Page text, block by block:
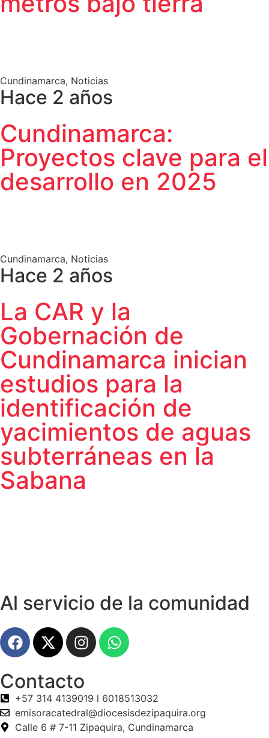
Cundinamarca, Noticias
Hace 2 años
Cundinamarca:
Proyectos clave para el
desarrollo en 2025
Cundinamarca, Noticias
Hace 2 años
La CAR y la
Gobernación de
Cundinamarca inician
estudios para la
identificación de
yacimientos de aguas
subterráneas en la
Sabana
Al servicio de la comunidad
Contacto
+57 314 4139019 l 6018513032
emisoracatedral@diocesisdezipaquira.org
Calle 6 # 7-11 Zipaquira, Cundinamarca